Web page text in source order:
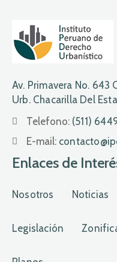
Av. Primavera No. 643
Urb. Chacarilla Del
Telefono: (511)
E-mail:
Enlaces de
Nosotros Noticias
Legislación